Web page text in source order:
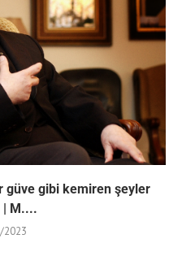
güve gibi kemiren şeyler
| M....
2023